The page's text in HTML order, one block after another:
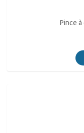
Pince